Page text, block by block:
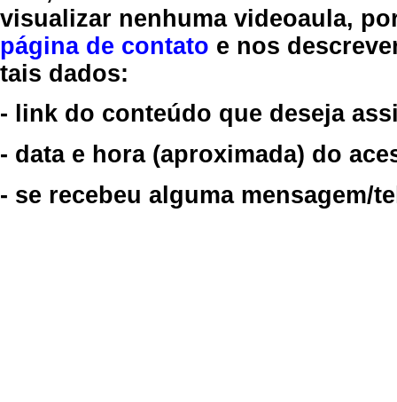
visualizar nenhuma videoaula,
página de contato e nos
tais dados:
- link do conteúdo que deseja
- data e hora (aproximada) do
- se recebeu alguma mensagem/